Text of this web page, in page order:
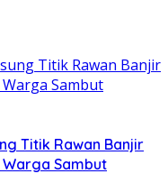
Titik Rawan Banjir
Warga Sambut